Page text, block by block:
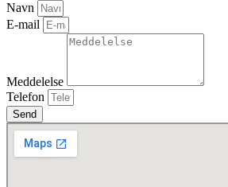
Navn
E-mail
Meddelelse
Telefon
Send